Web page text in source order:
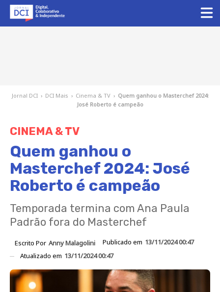
Jornal DCI › DCI Mais › Cinema & TV › Quem ganhou o Masterchef 2024:
José Roberto é campeão
CINEMA & TV
Quem ganhou o
Masterchef 2024: José
Roberto é campeão
Temporada termina com Ana Paula
Padrão fora do Masterchef
Escrito Por Anny Malagolini Publicado em 13/11/2024 00:47
Atualizado em 13/11/2024 00:47